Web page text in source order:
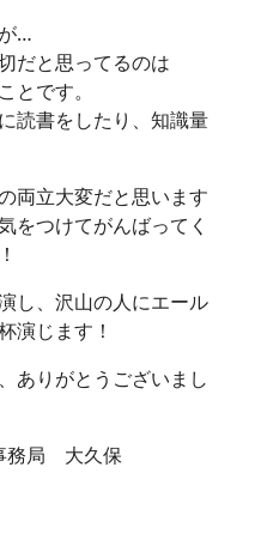
…
だと思ってるのは
とです。
読書をしたり、知識量
両立大変だと思います
をつけてがんばってく
し、沢山の人にエール
演じます！
ありがとうございまし
務局 大久保